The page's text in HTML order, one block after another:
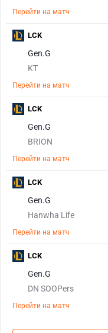
Перейти на матч
Gen.G
KT
Перейти на матч
LCK
Gen.G
BRION
Перейти на матч
LCK
Gen.G
Hanwha Life
Перейти на матч
LCK
Gen.G
DN SOOPers
Перейти на матч
LCK